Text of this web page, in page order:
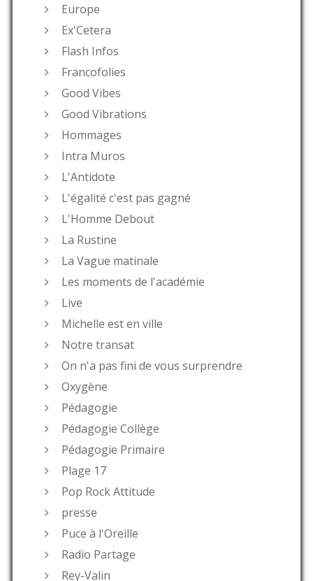
Europe
Ex'Cetera
Flash Infos
Francofolies
Good Vibes
Good Vibrations
Hommages
Intra Muros
L'Antidote
L'égalité c'est pas gagné
L'Homme Debout
La Rustine
La Vague matinale
Les moments de l'académie
Live
Michelle est en ville
Notre transat
On n'a pas fini de vous surprendre
Oxygène
Pédagogie
Pédagogie Collège
Pédagogie Primaire
Plage 17
Pop Rock Attitude
presse
Puce à l'Oreille
Radio Partage
Rey-Valin